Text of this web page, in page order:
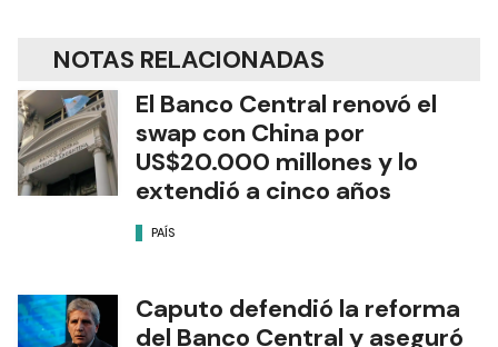
NOTAS RELACIONADAS
El Banco Central renovó el
swap con China por
US$20.000 millones y lo
extendió a cinco años
PAÍS
Caputo defendió la reforma
del Banco Central y aseguró